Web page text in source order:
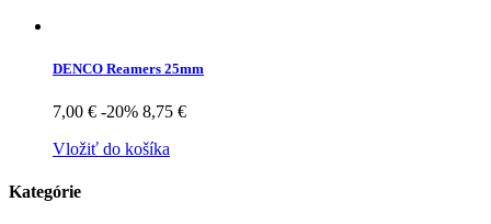
DENCO Reamers 25mm
7,00 € -20% 8,75 €
Vložiť do košíka
Kategórie